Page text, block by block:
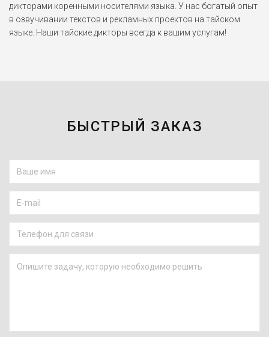
дикторами коренными носителями языка. У нас богатый опыт
в озвучивании текстов и рекламных проектов на тайском
языке. Наши тайские дикторы всегда к вашим услугам!
БЫСТРЫЙ ЗАКАЗ